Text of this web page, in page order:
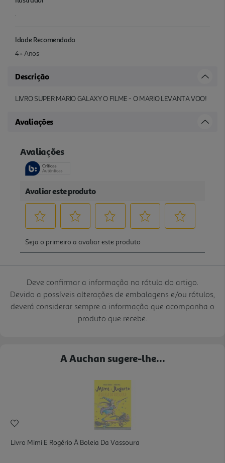
.
Idade Recomendada
4+ Anos
Descrição
LIVRO SUPER MARIO GALAXY O FILME - O MARIO LEVANTA VOO!
Avaliações
Deve confirmar a informação no rótulo do artigo.
Devido a possíveis alterações de embalagens e/ou rótulos,
deverá considerar sempre a informação que acompanha o
produto que recebe.
A Auchan sugere-lhe...
Livro Mimi E Rogério À Boleia Da Vassoura